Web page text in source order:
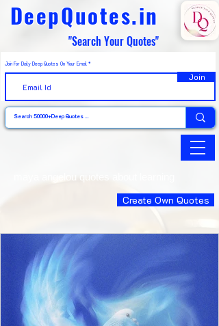
DeepQuotes.in
"Search Your Quotes"
Join For Daily Deep Quotes On Your Email
Join
maya angelou quotes about learning
Create Own Quotes